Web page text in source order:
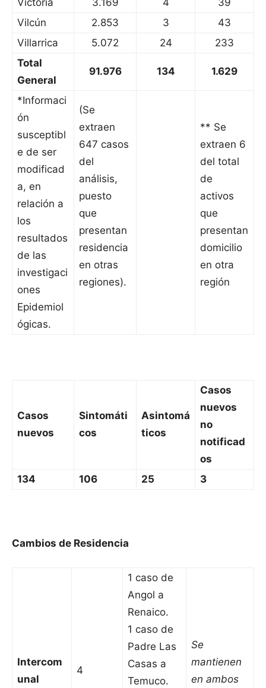
Victoria 3.169 4
39
Vilcún
2.853 3
43
Villarrica
5.072 24
233
Total
General
91.976 134 1.629
*Informaci
ón
susceptibl
e de ser
modificad
a, en
relación a
los
resultados
de las
investigaci
ones
Epidemiol
ógicas.
(Se
extraen
647 casos
del
análisis,
puesto
que
presentan
residencia
en otras
regiones).
** Se
extraen 6
del total
de
activos
que
presentan
domicilio
en otra
región
Casos
nuevos
Sintomáti
cos
Asintomá
ticos
Casos
nuevos
no
notificad
os
134
106 25 3
Cambios de Residencia
Intercom
unal
4
1 caso de
Angol a
Renaico.
1 caso de
Padre Las
Casas a
Temuco.
Se
mantienen
en ambos